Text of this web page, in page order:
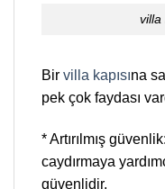
villa
Bir villa kapısına
pek çok faydası
* Artırılmış
caydırmaya
güvenlidir.